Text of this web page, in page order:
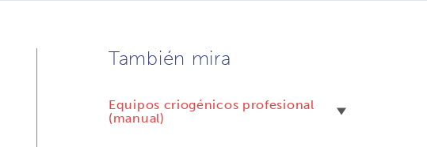
También mira
Equipos criogénicos profesional
(manual)